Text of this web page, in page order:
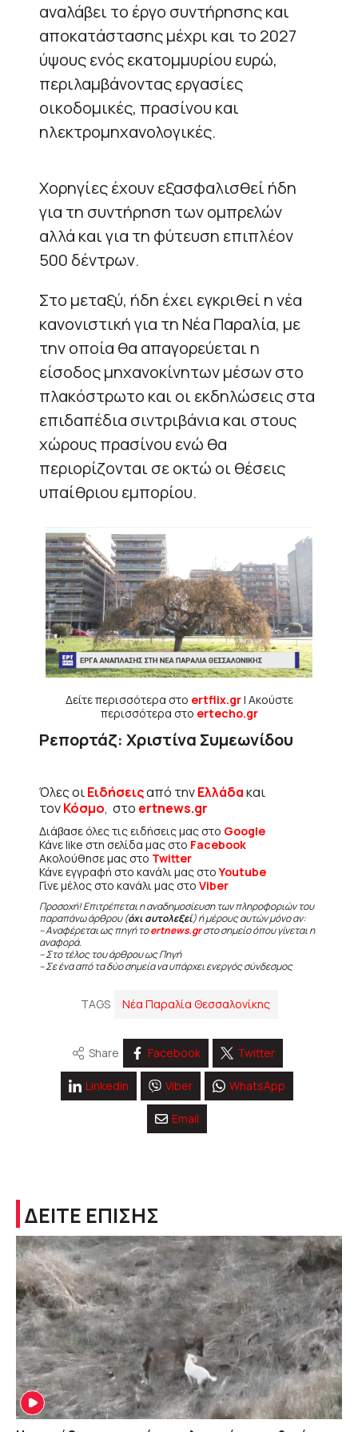
αναλάβει το έργο συντήρησης και
αποκατάστασης μέχρι και το 2027
ύψους ενός εκατομμυρίου ευρώ,
περιλαμβάνοντας εργασίες
οικοδομικές, πρασίνου και
ηλεκτρομηχανολογικές.
Χορηγίες έχουν εξασφαλισθεί ήδη
για τη συντήρηση των ομπρελών
αλλά και για τη φύτευση επιπλέον
500 δέντρων.
Στο μεταξύ, ήδη έχει εγκριθεί η νέα
κανονιστική για τη Νέα Παραλία, με
την οποία θα απαγορεύεται η
είσοδος μηχανοκίνητων μέσων στο
πλακόστρωτο και οι εκδηλώσεις στα
επιδαπέδια σιντριβάνια και στους
χώρους πρασίνου ενώ θα
περιορίζονται σε οκτώ οι θέσεις
υπαίθριου εμπορίου.
Δείτε περισσότερα στο ertflix.gr| Ακούστε
περισσότερα στο ertecho.gr
Ρεπορτάζ: Χριστίνα Συμεωνίδου
Όλες οιΕιδήσειςαπό τηνΕλλάδακαι
τονΚόσμο, στο ertnews.gr
Διάβασε όλες τις ειδήσεις μας στο Google
Κάνε like στη σελίδα μας στο Facebook
Ακολούθησε μας στο Twitter
Κάνε εγγραφή στο κανάλι μας στοYoutube
Γίνε μέλος στο κανάλι μας στο Viber
Προσοχή! Επιτρέπεται η αναδημοσίευση των πληροφοριών του
παραπάνω άρθρου (όχι αυτολεξεί) ή μέρους αυτών μόνο αν:
– Αναφέρεται ως πηγή τοertnews.grστο σημείο όπου γίνεται η
αναφορά.
– Στο τέλος του άρθρου ως Πηγή
– Σε ένα από τα δύο σημεία να υπάρχει ενεργός σύνδεσμος
TAGS Νέα Παραλία Θεσσαλονίκης
Share Facebook Twitter
Linkedin Viber WhatsApp
Email
ΔΕΙΤΕ ΕΠΙΣΗΣ